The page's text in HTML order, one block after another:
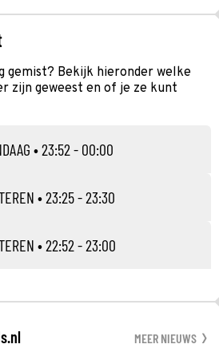
gemist? Bekijk hieronder welke
zijn geweest en of je ze kunt
• 23:52 - 00:00
• 23:25 - 23:30
• 22:52 - 23:00
MEER NIEUWS